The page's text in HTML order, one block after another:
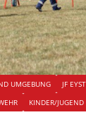
UMGEBUNG
JF
KINDER/JUGEND